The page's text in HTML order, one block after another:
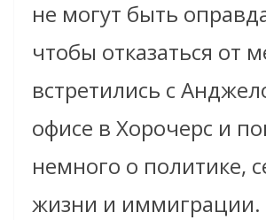
не могут быть
чтобы отказаться от
встретились с
офисе в Хорочерс и
немного о политике,
жизни и иммиграции.